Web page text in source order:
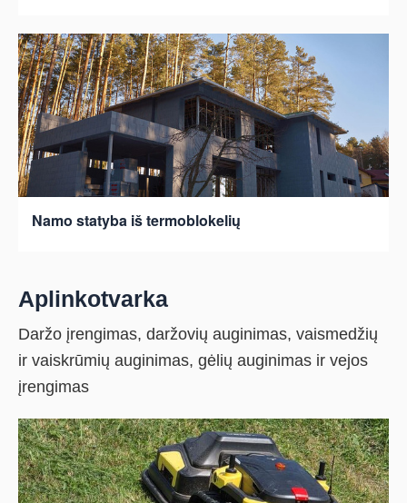
Namo statyba iš termoblokelių
Aplinkotvarka
Daržo įrengimas, daržovių auginimas, vaismedžių
ir vaiskrūmių auginimas, gėlių auginimas ir vejos
įrengimas